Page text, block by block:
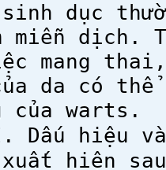
sinh dục
miễn dịch.
mang
da có
của warts.
Dấu hiệu
xuất hiện